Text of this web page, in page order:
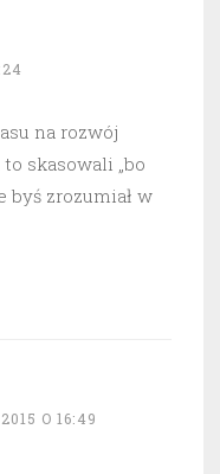
na rozwój
skasowali „bo
byś zrozumiał w
O 16:49